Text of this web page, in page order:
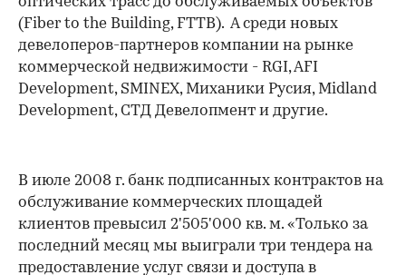
(Fiber to the Building, FTTB). А среди новых
девелоперов-партнеров компании на рынке
коммерческой недвижимости - RGI, AFI
Development, SMINEX, Миханики Русия, Midland
Development, СТД Девелопмент и другие.
В июле 2008 г. банк подписанных контрактов на
обслуживание коммерческих площадей
клиентов превысил 2'505'000 кв. м. «Только за
последний месяц мы выиграли три тендера на
предоставление услуг связи и доступа в